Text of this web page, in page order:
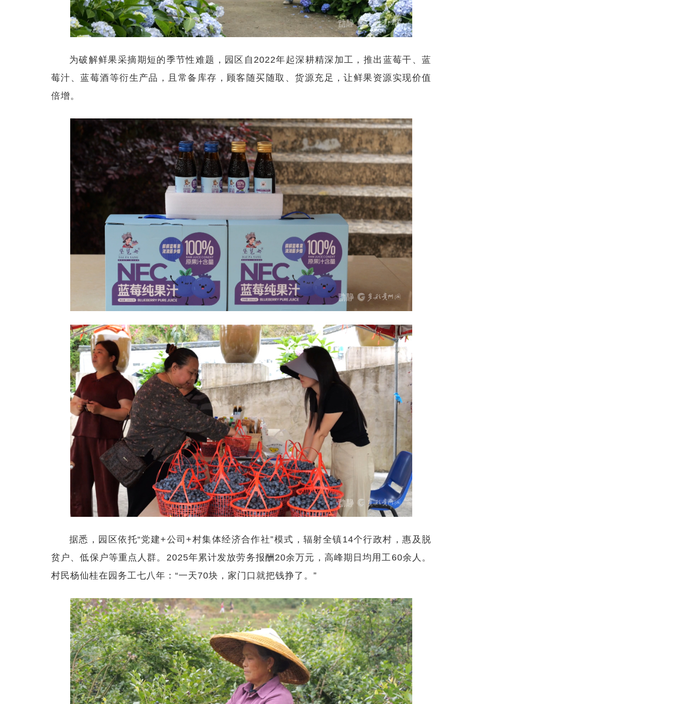
为破解鲜果采摘期短的季节性难题，园区自2022年起深耕精深加工，推出蓝莓干、蓝
莓汁、蓝莓酒等衍生产品，且常备库存，顾客随买随取、货源充足，让鲜果资源实现价值
倍增。
据悉，园区依托“党建+公司+村集体经济合作社”模式，辐射全镇14个行政村，惠及脱
贫户、低保户等重点人群。2025年累计发放劳务报酬20余万元，高峰期日均用工60余人。
村民杨仙桂在园务工七八年：“一天70块，家门口就把钱挣了。”